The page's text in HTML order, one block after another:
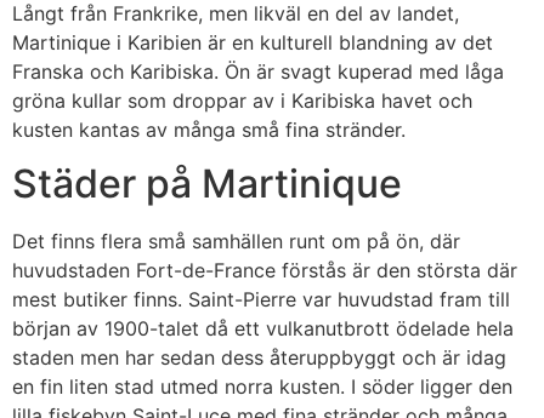
Långt från Frankrike, men likväl en del av landet,
Martinique i Karibien är en kulturell blandning av det
Franska och Karibiska. Ön är svagt kuperad med låga
gröna kullar som droppar av i Karibiska havet och
kusten kantas av många små fina stränder.
Städer på Martinique
Det finns flera små samhällen runt om på ön, där
huvudstaden Fort-de-France förstås är den största där
mest butiker finns. Saint-Pierre var huvudstad fram till
början av 1900-talet då ett vulkanutbrott ödelade hela
staden men har sedan dess återuppbyggt och är idag
en fin liten stad utmed norra kusten. I söder ligger den